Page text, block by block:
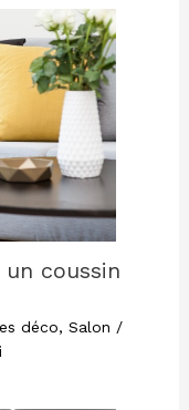
coussin
déco, Salon /